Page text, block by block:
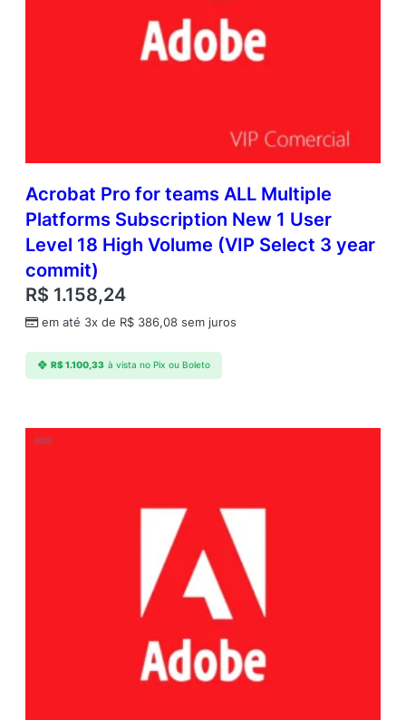
Acrobat Pro for teams ALL Multiple
Platforms Subscription New 1 User
Level 18 High Volume (VIP Select 3 year
commit)
R$ 1.158,24
em até 3x de R$ 386,08 sem juros
R$1.100,33 à vista no Pix ou Boleto